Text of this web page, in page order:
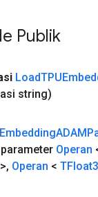
Publik
Load
string)
parameter Operan
>, Operan <